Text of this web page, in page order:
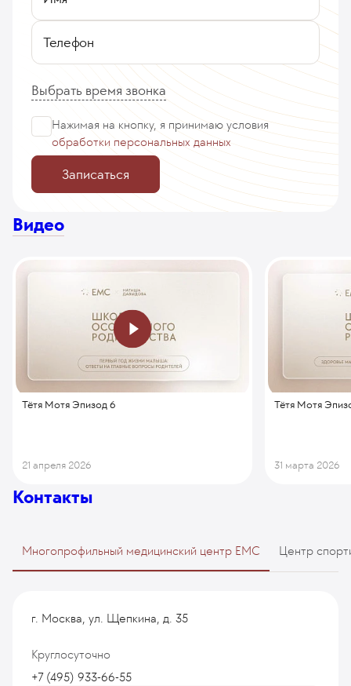
Телефон
Выбрать время звонка
Нажимая на кнопку, я принимаю условия
обработки персональных данных
Записаться
Видео
Тётя Мотя Эпизод 6
21 апреля 2026
Тётя Мотя
31 марта 2026
Контакты
Многопрофильный медицинский центр EMC Центр
г. Москва, ул. Щепкина, д. 35
Круглосуточно
+7 (495) 933-66-55